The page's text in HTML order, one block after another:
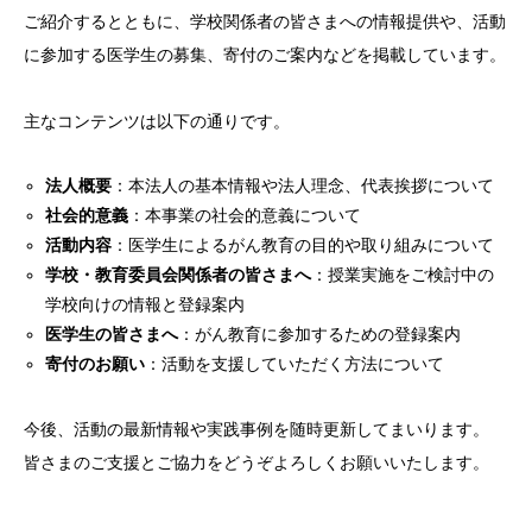
ご紹介するとともに、学校関係者の皆さまへの情報提供や、活動
に参加する医学生の募集、寄付のご案内などを掲載しています。
主なコンテンツは以下の通りです。
法人概要 ：本法人の基本情報や法人理念、代表挨拶について
社会的意義 ：本事業の社会的意義について
活動内容 ：医学生によるがん教育の目的や取り組みについて
学校・教育委員会関係者の皆さまへ：授業実施をご検討中の
学校向けの情報と登録案内
医学生の皆さまへ：がん教育に参加するための登録案内
寄付のお願い ：活動を支援していただく方法について
今後、活動の最新情報や実践事例を随時更新してまいります。
皆さまのご支援とご協力をどうぞよろしくお願いいたします。